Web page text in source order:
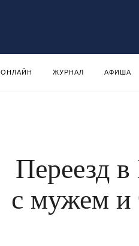
ОНЛАЙН ЖУРНАЛ АФИША
Переезд
с мужем и